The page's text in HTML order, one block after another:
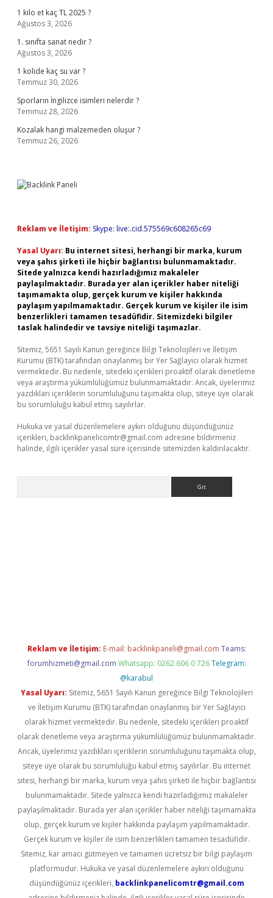
1 kilo et kaç TL 2025 ?
Ağustos 3, 2026
1. sınıfta sanat nedir ?
Ağustos 3, 2026
1 kolide kaç su var ?
Temmuz 30, 2026
Sporların İngilizce isimleri nelerdir ?
Temmuz 28, 2026
Kozalak hangi malzemeden oluşur ?
Temmuz 26, 2026
Reklam ve İletişim: Skype: live:.cid.575569c608265c69
Yasal Uyarı: Bu internet sitesi, herhangi bir marka, kurum
veya şahıs şirketi ile hiçbir bağlantısı bulunmamaktadır.
Sitede yalnızca kendi hazırladığımız makaleler
paylaşılmaktadır. Burada yer alan içerikler haber niteliği
taşımamakta olup, gerçek kurum ve kişiler hakkında
paylaşım yapılmamaktadır. Gerçek kurum ve kişiler ile isim
benzerlikleri tamamen tesadüfidir. Sitemizdeki bilgiler
taslak halindedir ve tavsiye niteliği taşımazlar.
Sitemiz, 5651 Sayılı Kanun gereğince Bilgi Teknolojileri ve İletişim
Kurumu (BTK) tarafından onaylanmış bir Yer Sağlayıcı olarak hizmet
vermektedir. Bu nedenle, sitedeki içerikleri proaktif olarak denetleme
veya araştırma yükümlülüğümüz bulunmamaktadır. Ancak, üyelerimiz
yazdıkları içeriklerin sorumluluğunu taşımakta olup, siteye üye olarak
bu sorumluluğu kabul etmiş sayılırlar.
Hukuka ve yasal düzenlemelere aykırı olduğunu düşündüğünüz
içerikleri, backlinkpanelicomtr@gmail.com adresine bildirmeniz
halinde, ilgili içerikler yasal süre içerisinde sitemizden kaldırılacaktır.
Reklam ve İletişim: E-mail: backlinkpaneli@gmail.com Teams:
forumhizmeti@gmail.com Whatsapp: 0262 606 0 726 Telegram:
@karabul
Yasal Uyarı: Sitemiz, 5651 Sayılı Kanun gereğince Bilgi Teknolojileri
ve İletişim Kurumu (BTK) tarafından onaylanmış bir Yer Sağlayıcı
olarak hizmet vermektedir. Bu nedenle, sitedeki içerikleri proaktif
olarak denetleme veya araştırma yükümlülüğümüz bulunmamaktadır.
Ancak, üyelerimiz yazdıkları içeriklerin sorumluluğunu taşımakta olup,
siteye üye olarak bu sorumluluğu kabul etmiş sayılırlar. Bu internet
sitesi, herhangi bir marka, kurum veya şahıs şirketi ile hiçbir bağlantısı
bulunmamaktadır. Sitede yalnızca kendi hazırladığımız makaleler
paylaşılmaktadır. Burada yer alan içerikler haber niteliği taşımamakta
olup, gerçek kurum ve kişiler hakkında paylaşım yapılmamaktadır.
Gerçek kurum ve kişiler ile isim benzerlikleri tamamen tesadüfidir.
Sitemiz, kar amacı gütmeyen ve tamamen ücretsiz bir bilgi paylaşım
platformudur. Hukuka ve yasal düzenlemelere aykırı olduğunu
düşündüğünüz içerikleri, backlinkpanelicomtr@gmail.com